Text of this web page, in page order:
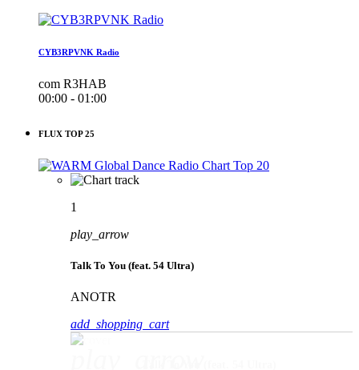
CYB3RPVNK Radio
com R3HAB
00:00 - 01:00
FLUX TOP 25
1
play_arrow
Talk To You (feat. 54 Ultra)
ANOTR
add_shopping_cart